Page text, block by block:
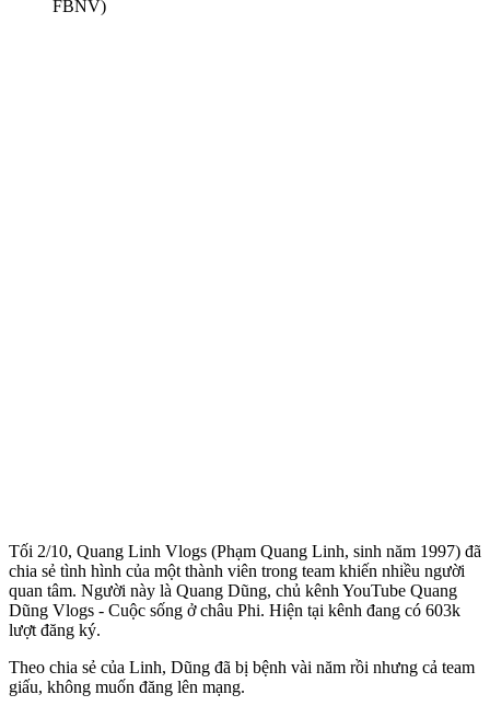
FBNV)
Tối 2/10, Quang Linh Vlogs (Phạm Quang Linh, sinh năm 1997) đã
chia sẻ tình hình của một thành viên trong team khiến nhiều người
quan tâm. Người này là Quang Dũng, chủ kênh YouTube Quang
Dũng Vlogs - Cuộc sống ở châu Phi. Hiện tại kênh đang có 603k
lượt đăng ký.
Theo chia sẻ của Linh, Dũng đã bị bệnh vài năm rồi nhưng cả team
giấu, không muốn đăng lên mạng.